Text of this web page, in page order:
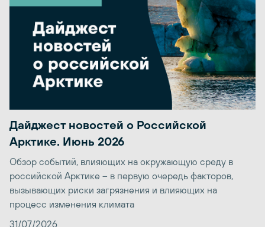
Дайджест новостей о Российской
Арктике. Июнь 2026
Обзор событий, влияющих на окружающую среду в
российской Арктике – в первую очередь факторов,
вызывающих риски загрязнения и влияющих на
процесс изменения климата
31/07/2026